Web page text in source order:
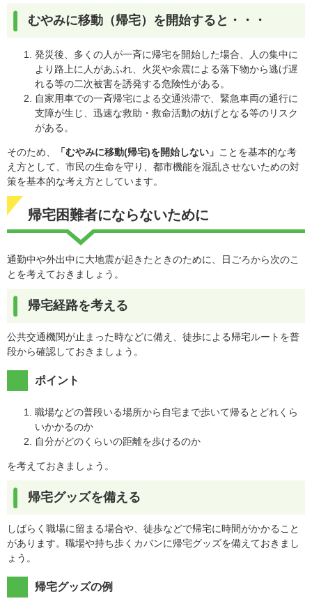
むやみに移動（帰宅）を開始すると・・・
発災後、多くの人が一斉に帰宅を開始した場合、人の集中に
より路上に人があふれ、火災や余震による落下物から逃げ遅
れる等の二次被害を誘発する危険性がある。
自家用車での一斉帰宅による交通渋滞で、緊急車両の通行に
支障が生じ、迅速な救助・救命活動の妨げとなる等のリスク
がある。
そのため、 「むやみに移動(帰宅)を開始しない」 ことを基本的な考
え方として、市民の生命を守り、都市機能を混乱させないための対
策を基本的な考え方としています。
帰宅困難者にならないために
通勤中や外出中に大地震が起きたときのために、日ごろから次のこ
とを考えておきましょう。
帰宅経路を考える
公共交通機関が止まった時などに備え、徒歩による帰宅ルートを普
段から確認しておきましょう。
ポイント
職場などの普段いる場所から自宅まで歩いて帰るとどれくら
いかかるのか
自分がどのくらいの距離を歩けるのか
を考えておきましょう。
帰宅グッズを備える
しばらく職場に留まる場合や、徒歩などで帰宅に時間がかかること
があります。職場や持ち歩くカバンに帰宅グッズを備えておきまし
ょう。
帰宅グッズの例